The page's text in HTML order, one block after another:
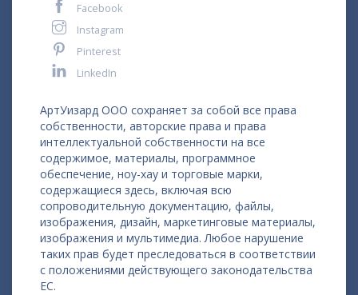
Facebook
Instagram
Pinterest
LinkedIn
АртУизард ООО сохраняет за собой все права
собственности, авторские права и права
интеллектуальной собственности на все
содержимое, материалы, программное
обеспечение, ноу-хау и торговые марки,
содержащиеся здесь, включая всю
сопроводительную документацию, файлы,
изображения, дизайн, маркетинговые материалы,
изображения и мультимедиа. Любое нарушение
таких прав будет преследоваться в соответствии
с положениями действующего законодательства
ЕС.